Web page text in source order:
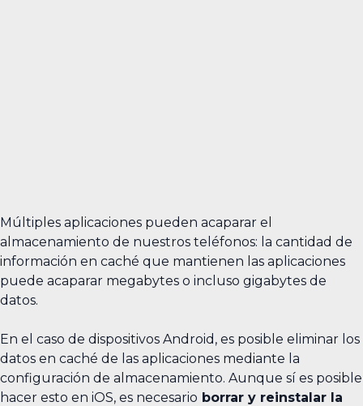
Múltiples aplicaciones pueden acaparar el
almacenamiento de nuestros teléfonos: la cantidad de
información en caché que mantienen las aplicaciones
puede acaparar megabytes o incluso gigabytes de
datos.
En el caso de dispositivos Android, es posible eliminar los
datos en caché de las aplicaciones mediante la
configuración de almacenamiento. Aunque sí es posible
hacer esto en iOS, es necesario borrar y reinstalar la